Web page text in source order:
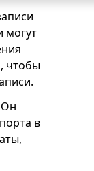
могут
чтобы
Он
в